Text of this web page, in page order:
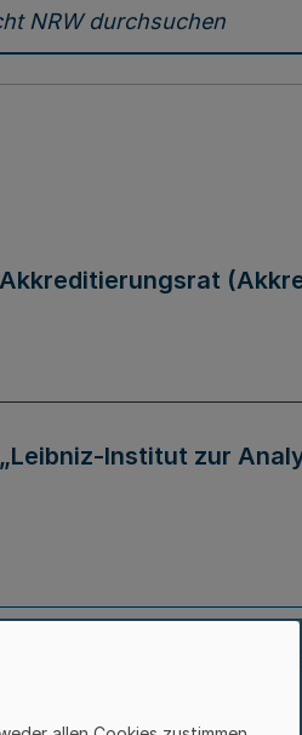
NRW durchsuchen
Institut zur
des Landes